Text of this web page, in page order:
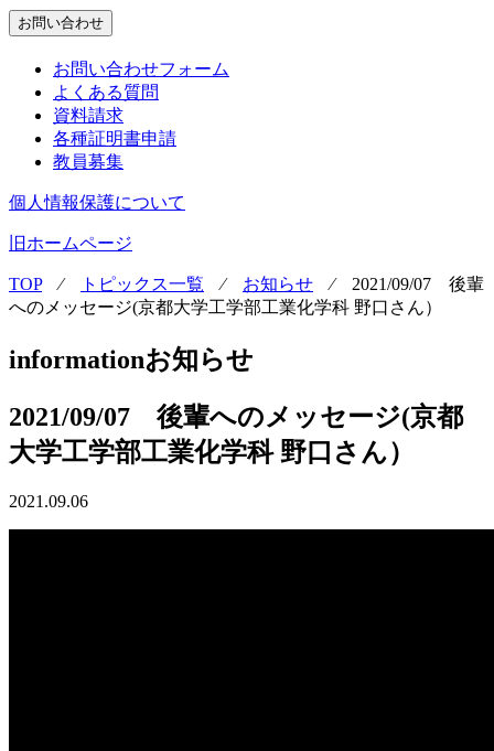
お問い合わせ
お問い合わせフォーム
よくある質問
資料請求
各種証明書申請
教員募集
個人情報保護について
旧ホームページ
TOP⁄ トピックス一覧 ⁄ お知らせ ⁄ 2021/09/07 後輩
へのメッセージ(京都大学工学部工業化学科 野口さん）
informationお知らせ
2021/09/07 後輩へのメッセージ(京都
大学工学部工業化学科 野口さん）
2021.09.06